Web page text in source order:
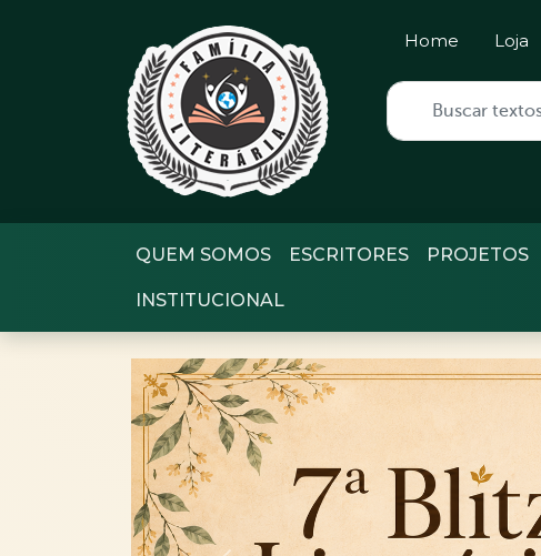
Home Loja
QUEM SOMOS ESCRITORES PROJETOS
INSTITUCIONAL